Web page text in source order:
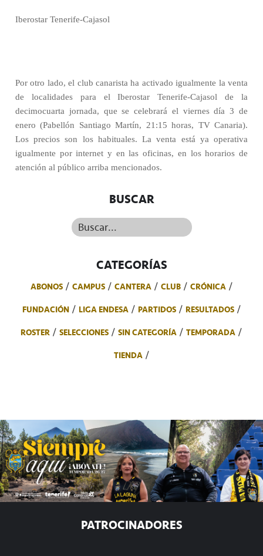
Iberostar Tenerife-Cajasol
Por otro lado, el club canarista ha activado igualmente la venta
de localidades para el Iberostar Tenerife-Cajasol de la
decimocuarta jornada, que se celebrará el viernes día 3 de
enero (Pabellón Santiago Martín, 21:15 horas, TV Canaria).
Los precios son los habituales. La venta está ya operativa
igualmente por internet y en las oficinas, en los horarios de
atención al público arriba mencionados.
BUSCAR
Buscar...
CATEGORÍAS
ABONOS CAMPUS CANTERA CLUB
CRÓNICA
FUNDACIÓN
LIGA ENDESA PARTIDOS
RESULTADOS
ROSTER
SELECCIONES SIN CATEGORÍA
TEMPORADA
TIENDA
PATROCINADORES